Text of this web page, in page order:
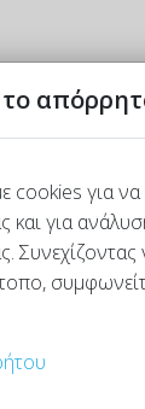
cookies για
και για
Συνεχίζοντας